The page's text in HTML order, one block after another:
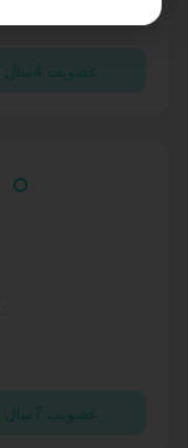
عضویت:4سال قبل
عضویت:7سال قبل